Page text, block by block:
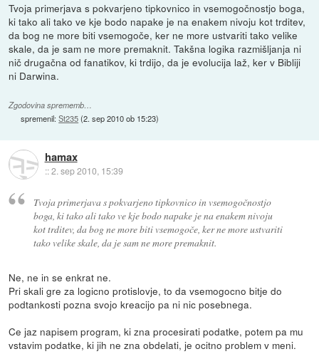
Tvoja primerjava s pokvarjeno tipkovnico in vsemogočnostjo boga,
ki tako ali tako ve kje bodo napake je na enakem nivoju kot trditev,
da bog ne more biti vsemogoče, ker ne more ustvariti tako velike
skale, da je sam ne more premaknit. Takšna logika razmišljanja ni
nič drugačna od fanatikov, ki trdijo, da je evolucija laž, ker v Bibliji
ni Darwina.
Zgodovina sprememb…
spremenil:St235(2. sep 2010 ob 15:23)
hamax
::2. sep 2010, 15:39
Tvoja primerjava s pokvarjeno tipkovnico in vsemogočnostjo
boga, ki tako ali tako ve kje bodo napake je na enakem nivoju
kot trditev, da bog ne more biti vsemogoče, ker ne more ustvariti
tako velike skale, da je sam ne more premaknit.
Ne, ne in se enkrat ne.
Pri skali gre za logicno protislovje, to da vsemogocno bitje do
podtankosti pozna svojo kreacijo pa ni nic posebnega.
Ce jaz napisem program, ki zna procesirati podatke, potem pa mu
vstavim podatke, ki jih ne zna obdelati, je ocitno problem v meni.